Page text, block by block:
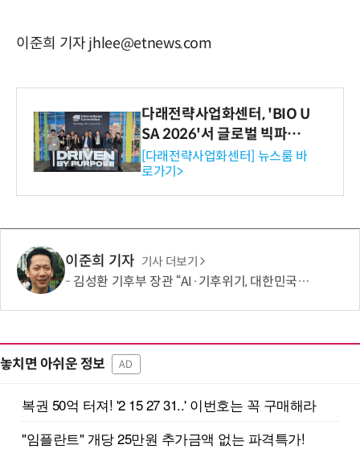
이준희 기자 jhlee@etnews.com
다래전략사업화센터, 'BIO U
SA 2026'서 글로벌 빅파마
와의 비즈니스 미팅 지원…K
-바이오 해외 진출 교두보 확
보
[다래전략사업화센터] 뉴스룸 바
로가기>
이준희 기자 기사 더보기
김성환 기후부 장관 “AI·기후위기, 대한민국이 함께 해결할 첫 국가 될 것”
놓치면 아쉬운 정보 AD